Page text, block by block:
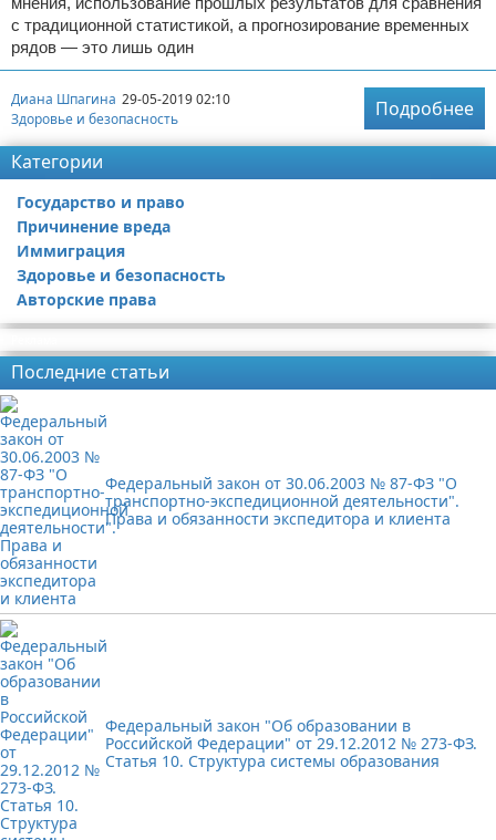
с традиционной статистикой, а прогнозирование временных
рядов — это лишь один
Диана Шпагина 29-05-2019 02:10
Здоровье и безопасность
Подробнее
Категории
Государство и право
Причинение вреда
Иммиграция
Здоровье и безопасность
Авторские права
Последние статьи
Федеральный закон от 30.06.2003 № 87-ФЗ "О
транспортно-экспедиционной деятельности".
Права и обязанности экспедитора и клиента
Федеральный закон "Об образовании в
Российской Федерации" от 29.12.2012 № 273-ФЗ.
Статья 10. Структура системы образования